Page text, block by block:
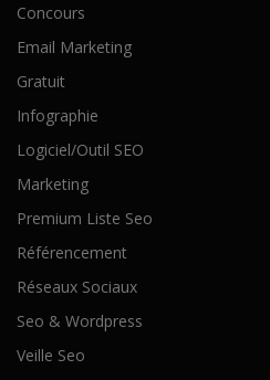
Concours
Email Marketing
Gratuit
Infographie
Logiciel/Outil SEO
Marketing
Premium Liste Seo
Référencement
Réseaux Sociaux
Seo & Wordpress
Veille Seo